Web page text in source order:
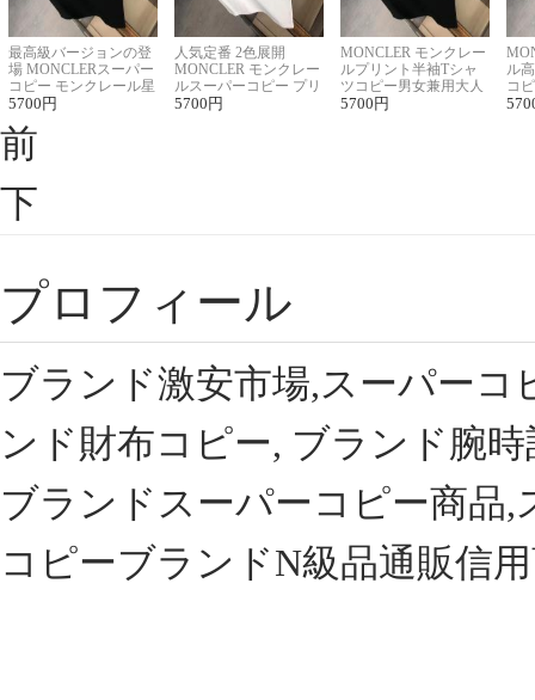
最高級バージョンの登
場 MONCLERスーパー
コピー モンクレール星
座半袖Tシャツ
5700 円
人気定番 2色展開
MONCLER モンクレー
ルスーパーコピー プリ
ント半袖Tシャツ
5700 円
MONCLER モンクレー
ルプリント半袖Tシャ
ツコピー男女兼用大人
可愛い春夏コーデ
5700 円
ル
コ
ィ
前
下
プロフィール
ブランド激安市場,スーパー
ンド財布コピー, ブランド腕
ブランドスーパーコピー商品
コピーブランドN級品通販信